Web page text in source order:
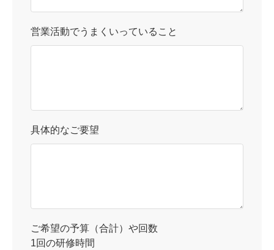
営業活動でうまくいっていること
具体的なご要望
ご希望の予算（合計）や回数
1回の研修時間